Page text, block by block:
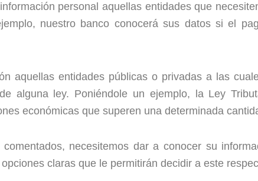
personal aquellas entidades que
nuestro banco conocerá sus datos si el
aquellas entidades públicas o privadas a las
alguna ley. Poniéndole un ejemplo, la Ley
económicas que superen una determinada
necesitemos dar a conocer su
claras que le permitirán decidir a este